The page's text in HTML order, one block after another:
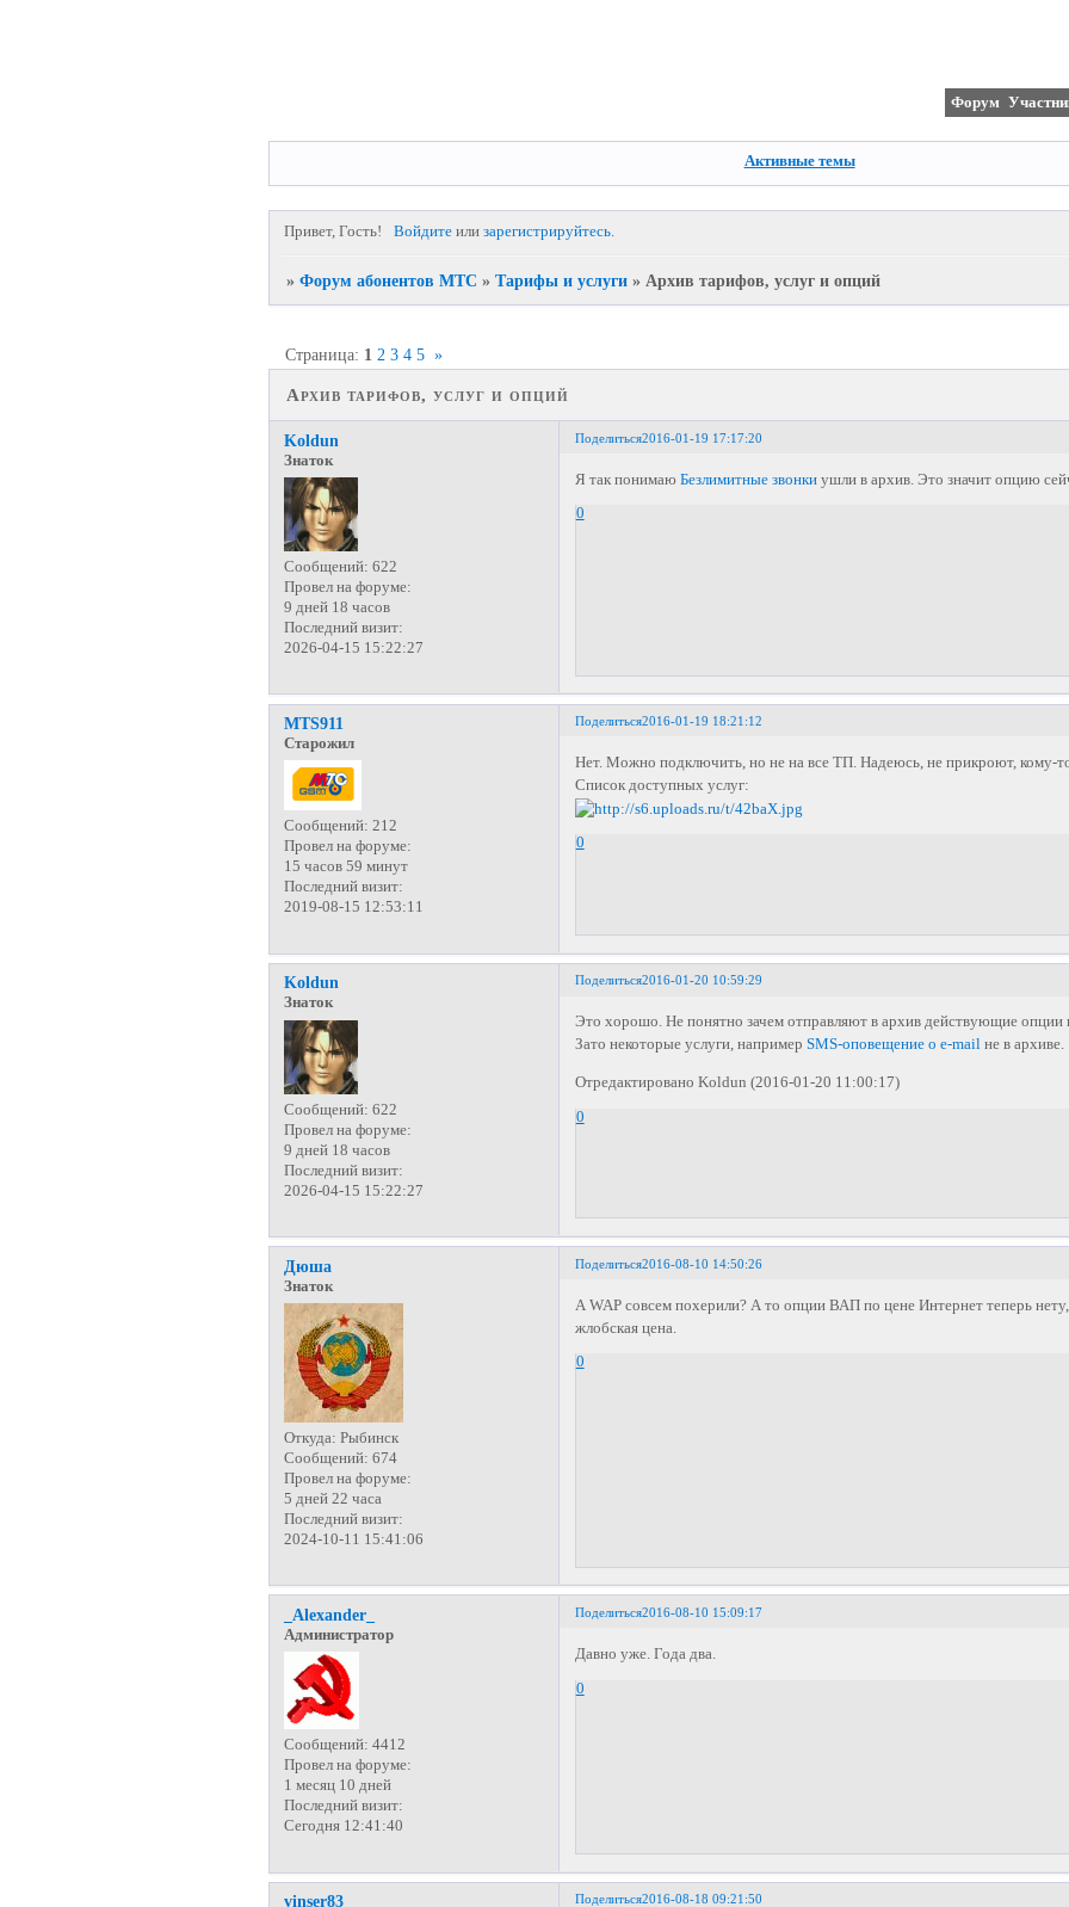
Форум
Активные темы
Привет, Гость! Войдитеили зарегистрируйтесь.
» Форум абонентов МТС » Тарифы и услуги » Архив тарифов, услуг и опций
Архив тарифов, услуг и опций
Страница: 1 2 3 4 5 »
Поделиться2016-01-19 17:17:20
Koldun
Знаток
Сообщений: 622
Провел на форуме:
9 дней 18 часов
Последний визит:
2026-04-15 15:22:27
Я так понимаю Безлимитные звонкиушли в архив. Это значит опцию
0
Поделиться2016-01-19 18:21:12
MTS911
Старожил
Сообщений: 212
Провел на форуме:
15 часов 59 минут
Последний визит:
2019-08-15 12:53:11
Нет. Можно подключить, но не на все ТП. Надеюсь, не прикроют, кому-
Список доступных услуг:
0
Поделиться2016-01-20 10:59:29
Koldun
Знаток
Сообщений: 622
Провел на форуме:
9 дней 18 часов
Последний визит:
2026-04-15 15:22:27
Это хорошо. Не понятно зачем отправляют в архив действующие
Зато некоторые услуги, например SMS-оповещение о e-mailне в архиве.
Отредактировано Koldun (2016-01-20 11:00:17)
0
Поделиться2016-08-10 14:50:26
Дюша
Знаток
Откуда: Рыбинск
Сообщений: 674
Провел на форуме:
5 дней 22 часа
Последний визит:
2024-10-11 15:41:06
А WAP совсем похерили? А то опции ВАП по цене Интернет теперь
жлобская цена.
0
Поделиться2016-08-10 15:09:17
_Alexander_
Администратор
Сообщений: 4412
Провел на форуме:
1 месяц 10 дней
Последний визит:
Сегодня 12:41:40
Давно уже. Года два.
0
Поделиться2016-08-18 09:21:50
vinser83